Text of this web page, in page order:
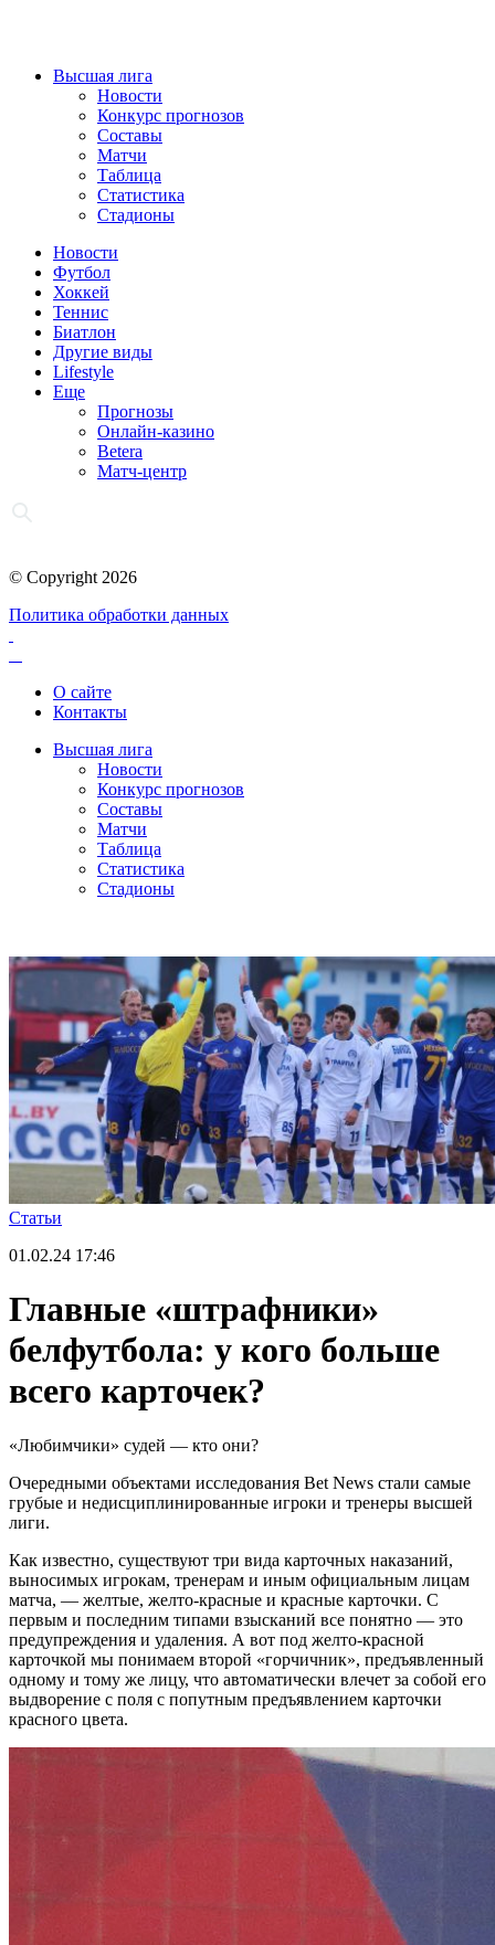
Высшая лига
Новости
Конкурс прогнозов
Составы
Матчи
Таблица
Статистика
Стадионы
Новости
Футбол
Хоккей
Теннис
Биатлон
Другие виды
Lifestyle
Еще
Прогнозы
Онлайн-казино
Betera
Матч-центр
© Copyright 2026
Политика обработки данных
О сайте
Контакты
Высшая лига
Новости
Конкурс прогнозов
Составы
Матчи
Таблица
Статистика
Стадионы
Статьи
01.02.24 17:46
Главные «штрафники»
белфутбола: у кого больше
всего карточек?
«Любимчики» судей — кто они?
Очередными объектами исследования Bet News стали самые
грубые и недисциплинированные игроки и тренеры высшей
лиги.
Как известно, существуют три вида карточных наказаний,
выносимых игрокам, тренерам и иным официальным лицам
матча, — желтые, желто-красные и красные карточки. С
первым и последним типами взысканий все понятно — это
предупреждения и удаления. А вот под желто-красной
карточкой мы понимаем второй «горчичник», предъявленный
одному и тому же лицу, что автоматически влечет за собой его
выдворение с поля с попутным предъявлением карточки
красного цвета.